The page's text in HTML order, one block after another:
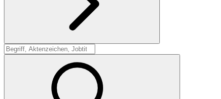
Suche